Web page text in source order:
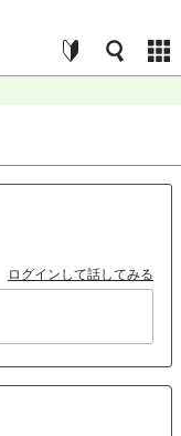
ログインして話してみる